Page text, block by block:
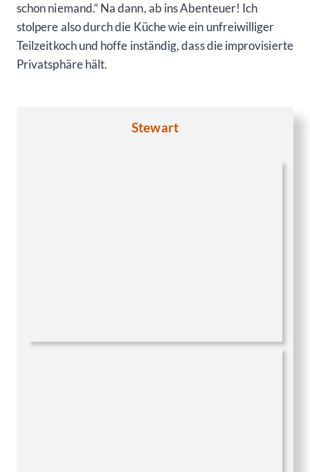
schon niemand.“ Na dann, ab ins Abenteuer! Ich
stolpere also durch die Küche wie ein unfreiwilliger
Teilzeitkoch und hoffe inständig, dass die improvisierte
Privatsphäre hält.
Stewart